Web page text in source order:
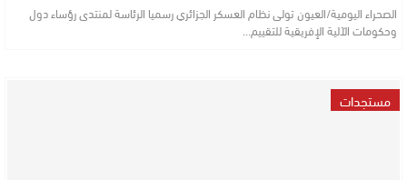
الصحراء اليومية/العيون تولى نظام العسكر الجزائري رسميا الرئاسة لمنتدى رؤساء دول
وحكومات الآلية الإفريقية للتقييم…
مستجدات